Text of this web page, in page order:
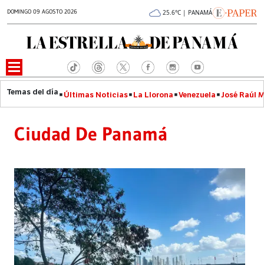
DOMINGO 09 AGOSTO 2026 25.6°C | PANAMÁ
Últimas Noticias La Llorona Venezuela José Raúl
Ciudad De Panamá